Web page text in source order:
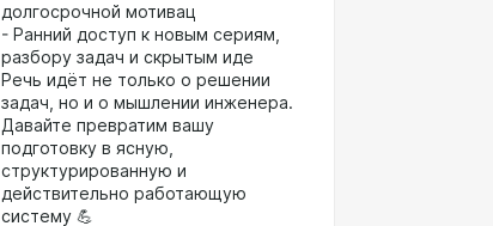
долгосрочной мотивац
- Ранний доступ к новым сериям,
разбору задач и скрытым иде
Речь идёт не только о решении
задач, но и о мышлении инженера.
Давайте превратим вашу
подготовку в ясную,
структурированную и
действительно работающую
систему 💪